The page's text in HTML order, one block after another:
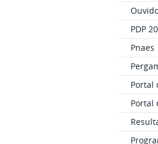
PDP
Pnaes
Portal
Portal